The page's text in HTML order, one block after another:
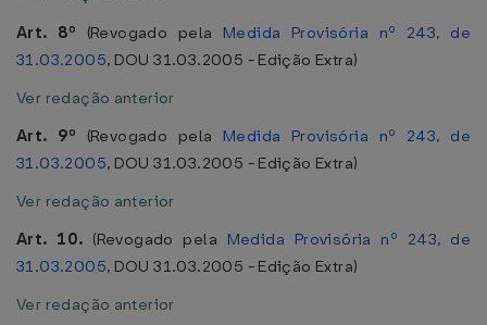
Art. 8º (Revogado pela Medida Provisória nº 243, de
31.03.2005, DOU 31.03.2005 - Edição Extra)
Ver redação anterior
Art. 9º (Revogado pela Medida Provisória nº 243, de
31.03.2005, DOU 31.03.2005 - Edição Extra)
Ver redação anterior
Art. 10. (Revogado pela Medida Provisória nº 243, de
31.03.2005, DOU 31.03.2005 - Edição Extra)
Ver redação anterior